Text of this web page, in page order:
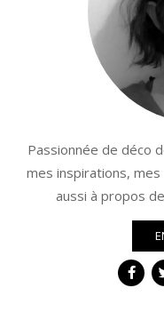
Passionnée de déco
mes inspirations, mes
aussi à propos